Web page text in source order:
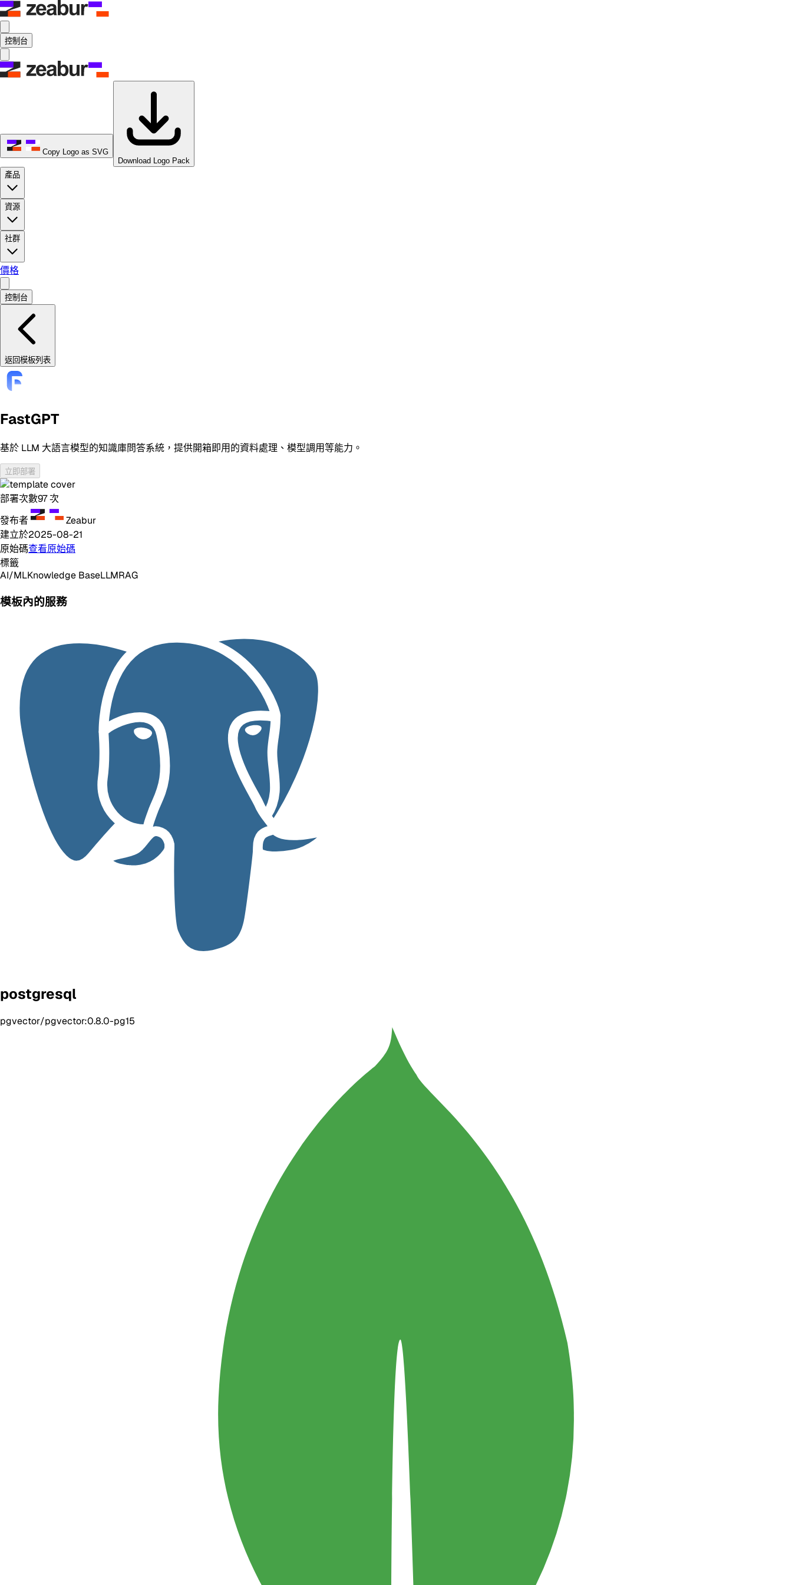
控制台
Copy Logo as SVG
Download Logo Pack
產品
資源
社群
價格
控制台
返回模板列表
FastGPT
基於 LLM 大語言模型的知識庫問答系統，提供開箱即用的資料處理、模型調用等能力。
立即部署
部署次數97次
發布者
Zeabur
建立於2025-08-21
原始碼查看原始碼
標籤
AI/MLKnowledge BaseLLMRAG
模板內的服務
postgresql
pgvector/pgvector:0.8.0-pg15